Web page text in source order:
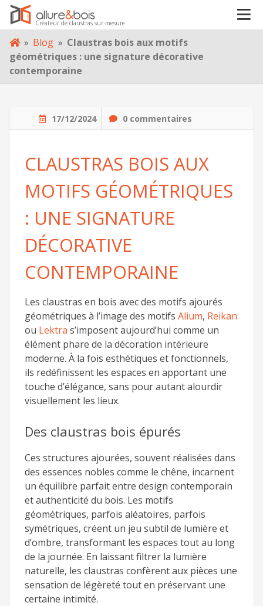
Skip
content
Créateur de claustras sur-mesure
» Blog » Claustras bois aux motifs
géométriques : une signature décorative
contemporaine
17/12/2024 0 commentaires
CLAUSTRAS BOIS AUX
MOTIFS GÉOMÉTRIQUES
: UNE SIGNATURE
DÉCORATIVE
CONTEMPORAINE
Les claustras en bois avec des motifs ajourés
géométriques à l’image des motifs Alium, Reikan
ou Lektra s’imposent aujourd’hui comme un
élément phare de la décoration intérieure
moderne. À la fois esthétiques et fonctionnels,
ils redéfinissent les espaces en apportant une
touche d’élégance, sans pour autant alourdir
visuellement les lieux.
Des claustras bois épurés
Ces structures ajourées, souvent réalisées dans
des essences nobles comme le chêne, incarnent
un équilibre parfait entre design contemporain
et authenticité du bois. Les motifs
géométriques, parfois aléatoires, parfois
symétriques, créent un jeu subtil de lumière et
d’ombre, transformant les espaces tout au long
de la journée. En laissant filtrer la lumière
naturelle, les claustras confèrent aux pièces une
sensation de légèreté tout en préservant une
certaine intimité.
CONTACT